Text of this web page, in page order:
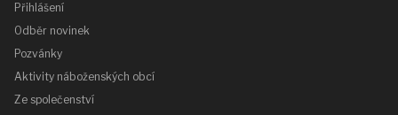
Přihlášení
Odběr novinek
Pozvánky
Aktivity náboženských obcí
Ze společenství